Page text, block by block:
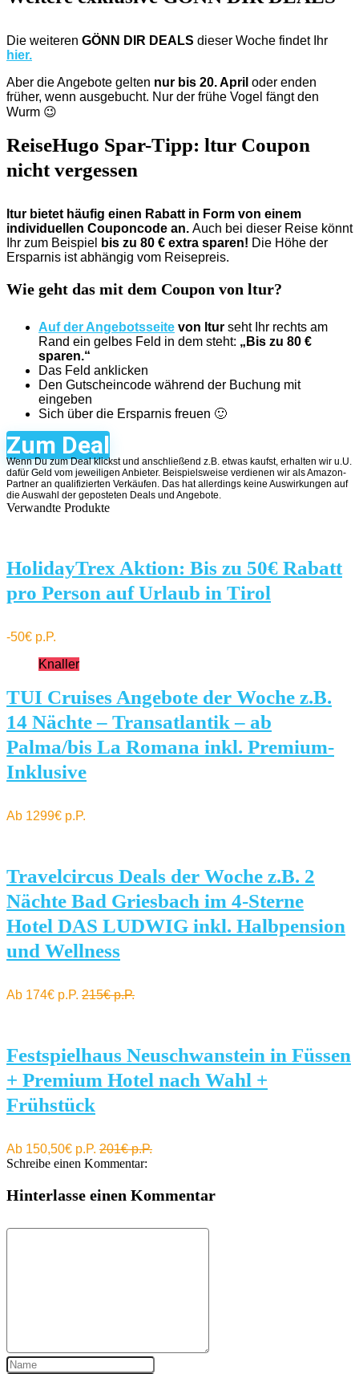
Die weiteren GÖNN DIR DEALS dieser Woche findet Ihr
hier.
Aber die Angebote gelten nur bis 20. April oder enden
früher, wenn ausgebucht. Nur der frühe Vogel fängt den
Wurm 😉
ReiseHugo Spar-Tipp: ltur Coupon
nicht vergessen
ltur bietet häufig einen Rabatt in Form von einem
individuellen Couponcode an. Auch bei dieser Reise könnt
Ihr zum Beispiel
bis zu 80 € extra sparen! Die Höhe der
Ersparnis ist abhängig vom Reisepreis.
Wie geht das mit dem Coupon von ltur?
Auf der Angebotsseite von ltur seht Ihr rechts am
Rand ein gelbes Feld in dem steht: „Bis zu 80 €
sparen.“
Das Feld anklicken
Den Gutscheincode während der Buchung mit
eingeben
Sich über die Ersparnis freuen 🙂
Zum Deal
Wenn Du zum Deal klickst und anschließend z.B. etwas kaufst, erhalten wir u.U.
dafür Geld vom jeweiligen Anbieter. Beispielsweise verdienen wir als Amazon-
Partner an qualifizierten Verkäufen. Das hat allerdings keine Auswirkungen auf
die Auswahl der geposteten Deals und Angebote.
Verwandte Produkte
HolidayTrex Aktion: Bis zu 50€ Rabatt
pro Person auf Urlaub in Tirol
-50€ p.P.
Knaller
TUI Cruises Angebote der Woche z.B.
14 Nächte – Transatlantik – ab
Palma/bis La Romana inkl. Premium-
Inklusive
Ab 1299€ p.P.
Travelcircus Deals der Woche z.B. 2
Nächte Bad Griesbach im 4-Sterne
Hotel DAS LUDWIG inkl. Halbpension
und Wellness
Ab 174€ p.P. 215€ p.P.
Festspielhaus Neuschwanstein in Füssen
+ Premium Hotel nach Wahl +
Frühstück
Ab 150,50€ p.P. 201€ p.P.
Schreibe einen Kommentar:
Hinterlasse einen Kommentar